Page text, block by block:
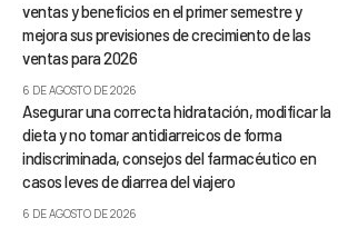
ventas y beneficios en el primer semestre y
mejora sus previsiones de crecimiento de las
ventas para 2026
6 DE AGOSTO DE 2026
Asegurar una correcta hidratación, modificar la
dieta y no tomar antidiarreicos de forma
indiscriminada, consejos del farmacéutico en
casos leves de diarrea del viajero
6 DE AGOSTO DE 2026